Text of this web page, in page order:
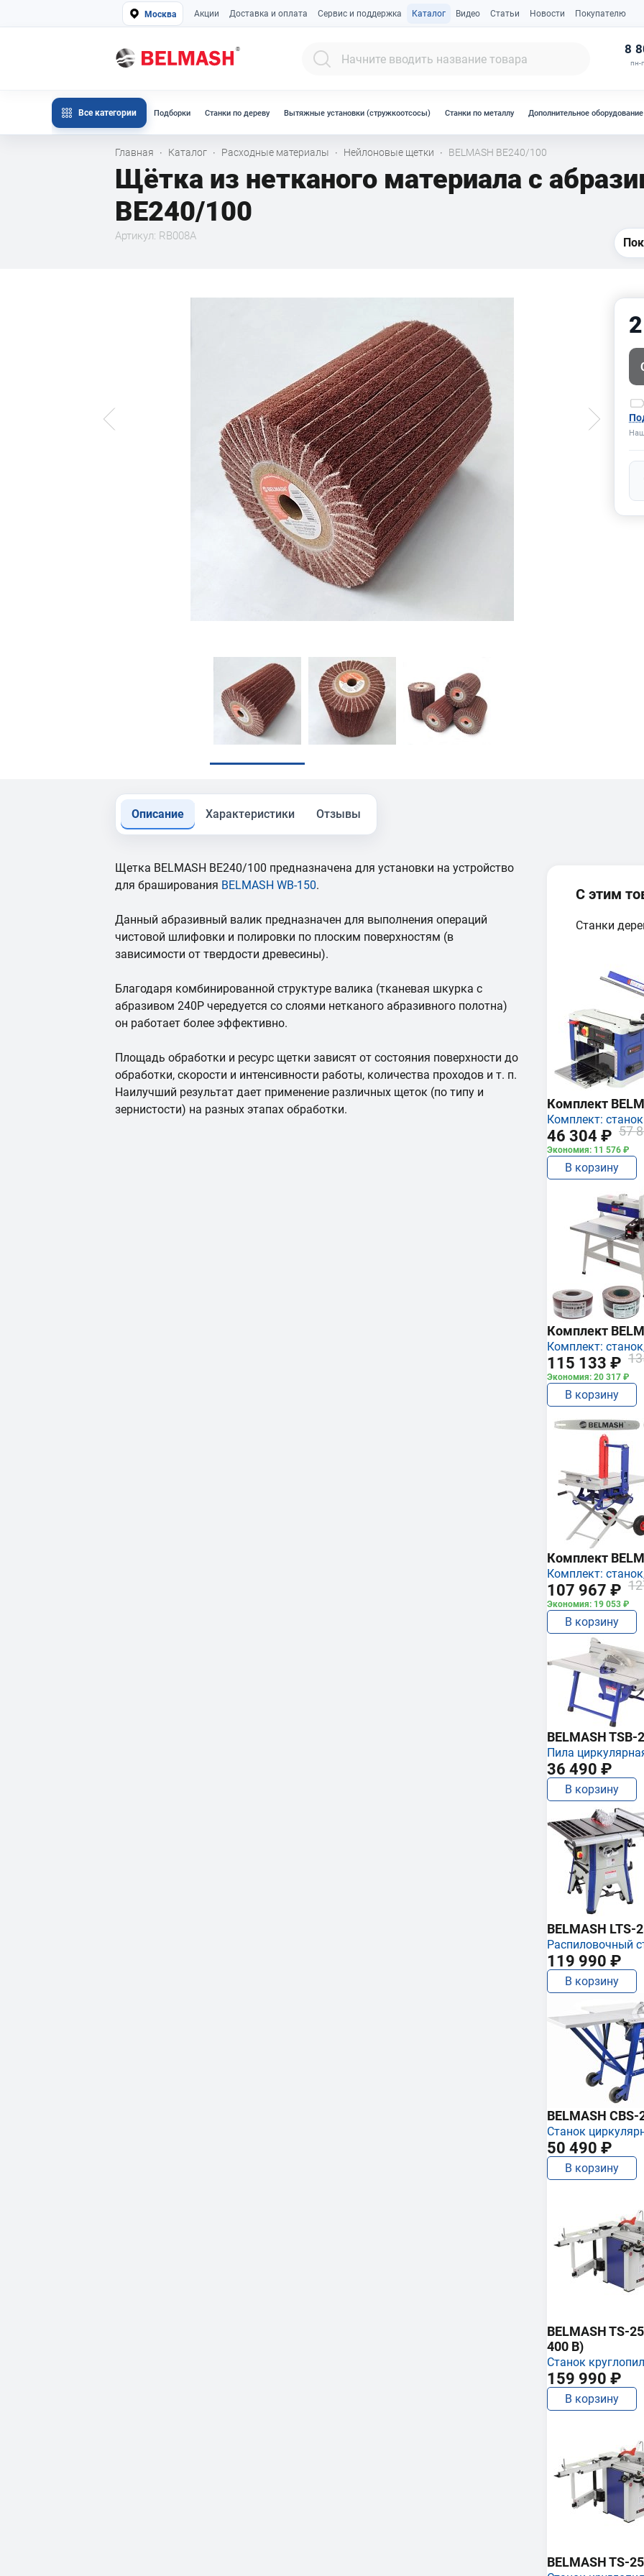
Москва Акции Доставка и оплата Сервис и поддержка Каталог Видео Статьи Новости Покупателю
8
пн-
Все категории Подборки Станки по дереву Вытяжные установки (стружкоотсосы) Станки по металлу Дополнительное оборудование
Главная · Каталог · Расходные материалы · Нейлоновые щетки · BELMASH BE240/100
Щётка из нетканого материала с
BE240/100
Артикул: RB008A
Описание Характеристики Отзывы
Щетка BELMASH BE240/100 предназначена для установки на устройство
для браширования BELMASH WB-150.
Данный абразивный валик предназначен для выполнения операций
чистовой шлифовки и полировки по плоским поверхностям (в
зависимости от твердости древесины).
Благодаря комбинированной структуре валика (тканевая шкурка с
абразивом 240Р чередуется со слоями нетканого абразивного полотна)
он работает более эффективно.
Площадь обработки и ресурс щетки зависят от состояния поверхности до
обработки, скорости и интенсивности работы, количества проходов и т. п.
Наилучший результат дает применение различных щеток (по типу и
зернистости) на разных этапах обработки.
С этим
Станки
Комплект
Комплект:
46 304 ₽ 57
Экономия: 11 576 ₽
В корзину
Комплект
Комплект:
115 133 ₽
Экономия: 20 317 ₽
В корзину
Комплект
Комплект:
107 967 ₽
Экономия: 19 053 ₽
В корзину
BELMASH TSB-
Пила
36 490 ₽
В корзину
BELMASH LTS-
Распиловочный
119 990 ₽
В корзину
BELMASH CBS-
Станок
50 490 ₽
В корзину
BELMASH TS-
400 В)
Станок
159 990 ₽
В корзину
BELMASH TS-